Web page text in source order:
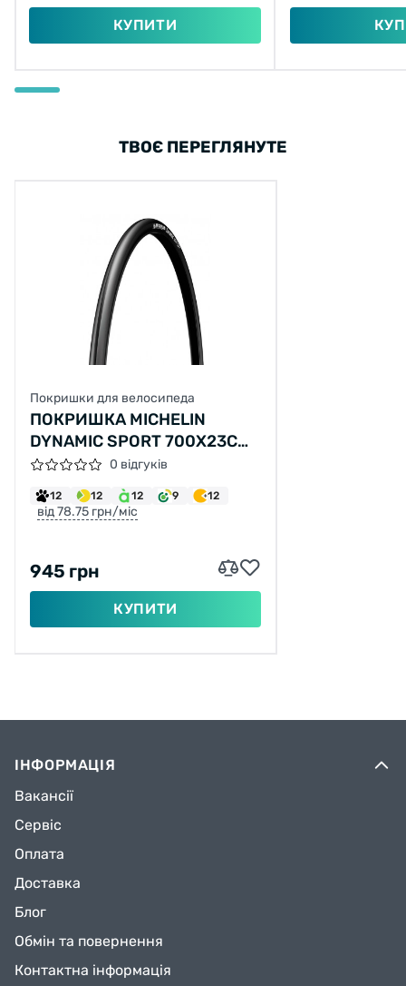
КУПИТИ
ТВОЄ ПЕРЕГЛЯНУТЕ
Покришки для велосипеда
ПОКРИШКА MICHELIN
DYNAMIC SPORT 700X23C
33TPI ЧОРНИЙ 290G
0 відгуків
12 12 12 9 12
від 78.75 грн/міс
945 грн
КУПИТИ
ІНФОРМАЦІЯ
Вакансії
Сервіс
Оплата
Доставка
Блог
Обмін та повернення
Контактна інформація